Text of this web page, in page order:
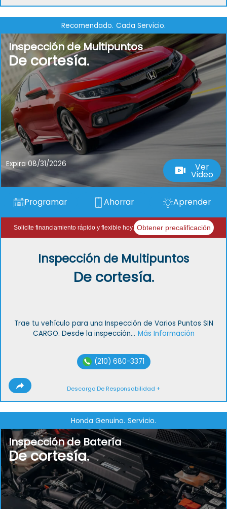
Recomendado. Cada Servicio.
Inspección de Multipuntos
De cortesía.
Expira 08/31/2026 Ver
Video
Programar Ahorrar Aprender
Solicite financiamiento rápido y flexible hoy. Obtener precalificación
Inspección de Multipuntos
De cortesía.
Trae tu vehículo para una Inspección de Varios Puntos SIN
CARGO. Desde la inspección... Más Información
(210) 680-3371
Descargo De Responsabilidad +
Honda Genuino. Servicio.
Inspección de Batería
De cortesía.